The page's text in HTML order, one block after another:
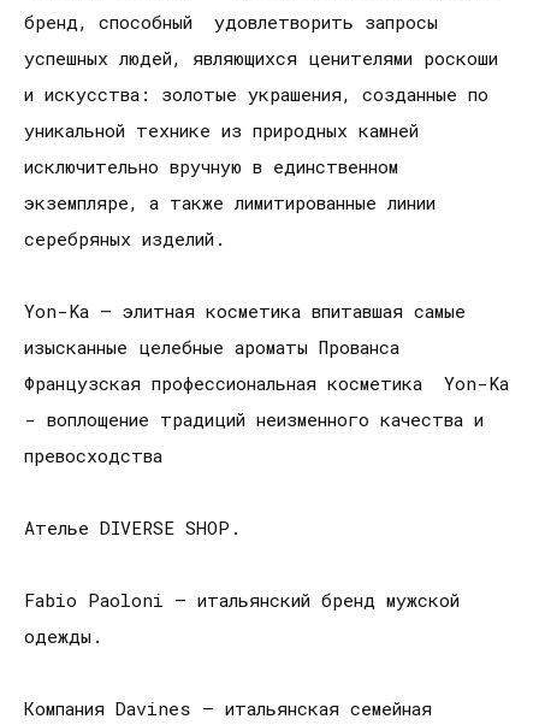
бренд, способный удовлетворить запросы
успешных людей, являющихся ценителями роскоши
и искусства: золотые украшения, созданные по
уникальной технике из природных камней
исключительно вручную в единственном
экземпляре, а также лимитированные линии
серебряных изделий.
Yon-Ka – элитная косметика впитавшая самые
изысканные целебные ароматы Прованса
Французская профессиональная косметика Yon-Ka
- воплощение традиций неизменного качества и
превосходства
Ателье DIVERSE SHOP.
Fabio Paoloni – итальянский бренд мужской
одежды.
Компания Davines – итальянская семейная